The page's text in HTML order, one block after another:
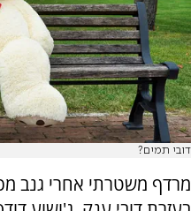
דובי תמים?
מרדף משטרתי אחרי גנב